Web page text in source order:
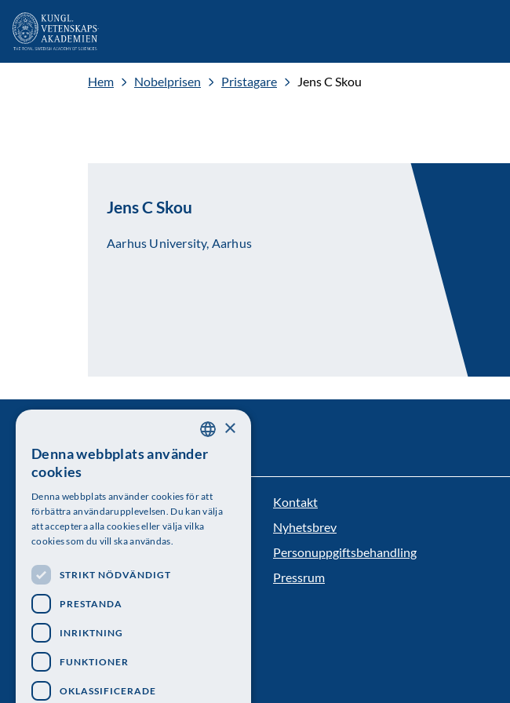
Hem Nobelprisen Pristagare Jens C Skou
Jens C Skou
Aarhus University, Aarhus
Kungl. Vetenskapsakademien
Besöksadress: Lilla Frescativägen 4A
Telefon: 08-673 95 00
Kontakt
Nyhetsbrev
Personuppgiftsbehandling
Pressrum
SWEDISH
×
Denna webbplats använder
cookies
Denna webbplats använder cookies för att
förbättra användarupplevelsen. Du kan välja
att acceptera alla cookies eller välja vilka
cookies som du vill ska användas.
STRIKT NÖDVÄNDIGT
PRESTANDA
INRIKTNING
FUNKTIONER
OKLASSIFICERADE